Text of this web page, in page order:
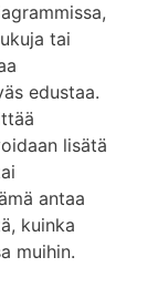
tai
edustaa.
lisätä
antaa
kuinka
muihin.